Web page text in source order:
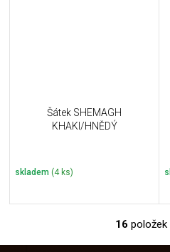
Šátek SHEMAGH
KHAKI/HNĚDÝ
skladem (4 ks)
O
v
16 položek